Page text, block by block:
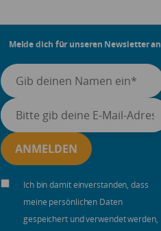
Melde dich für unseren Newsletter an
Ich bin damit einverstanden, dass
meine persönlichen Daten
gespeichert und verwendet werden,